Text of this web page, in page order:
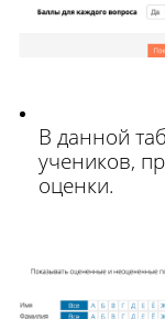
В данной
учеников,
оценки.